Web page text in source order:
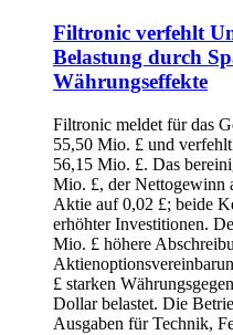
Filtronic verfehlt
Belastung durch
Währungseffekte
Filtronic meldet für das
55,50 Mio. £ und
56,15 Mio. £. Das
Mio. £, der Nettogewinn
Aktie auf 0,02 £; beide
erhöhter Investitionen.
Mio. £ höhere
£ starken
Dollar belastet. Die
Ausgaben für Technik,